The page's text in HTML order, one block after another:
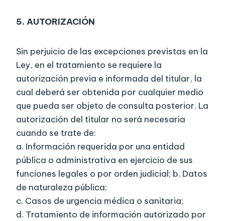
5. AUTORIZACIÓN
Sin perjuicio de las excepciones previstas en la
Ley, en el tratamiento se requiere la
autorización previa e informada del titular, la
cual deberá ser obtenida por cualquier medio
que pueda ser objeto de consulta posterior. La
autorización del titular no será necesaria
cuando se trate de:
a. Información requerida por una entidad
pública o administrativa en ejercicio de sus
funciones legales o por orden judicial; b. Datos
de naturaleza pública;
c. Casos de urgencia médica o sanitaria;
d. Tratamiento de información autorizado por